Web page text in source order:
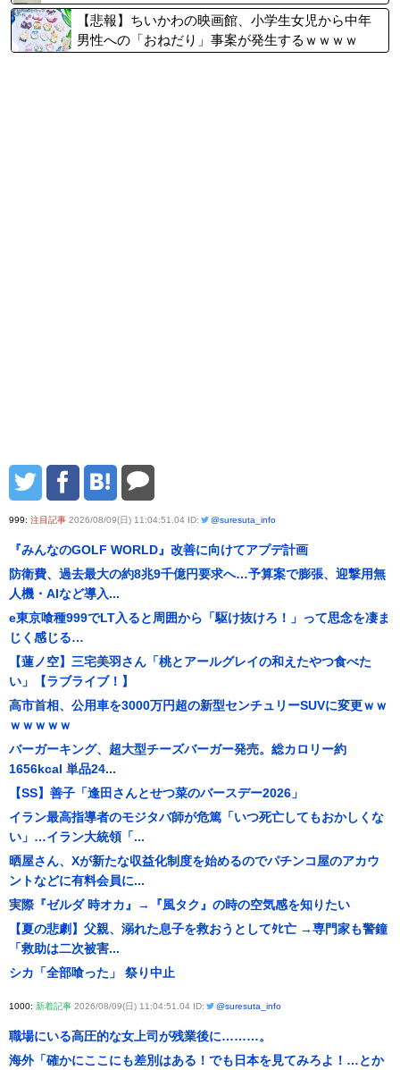
【悲報】ちいかわの映画館、小学生女児から中年
男性への「おねだり」事案が発生するｗｗｗｗ
999: 注目記事 2026/08/09(日) 11:04:51.04 ID: @suresuta_info
『みんなのGOLF WORLD』改善に向けてアプデ計画
防衛費、過去最大の約8兆9千億円要求へ…予算案で膨張、迎撃用無
人機・AIなど導入...
e東京喰種999でLT入ると周囲から「駆け抜けろ！」って思念を凄ま
じく感じる…
【蓮ノ空】三宅美羽さん「桃とアールグレイの和えたやつ食べた
い」【ラブライブ！】
高市首相、公用車を3000万円超の新型センチュリーSUVに変更ｗｗ
ｗｗｗｗｗ
バーガーキング、超大型チーズバーガー発売。総カロリー約
1656kcal 単品24...
【SS】善子「逢田さんとせつ菜のバースデー2026」
イラン最高指導者のモジタバ師が危篤「いつ死亡してもおかしくな
い」…イラン大統領「...
晒屋さん、Xが新たな収益化制度を始めるのでパチンコ屋のアカウ
ントなどに有料会員に...
実際『ゼルダ 時オカ』→『風タク』の時の空気感を知りたい
【夏の悲劇】父親、溺れた息子を救おうとしてﾀﾋ亡 →専門家も警鐘
「救助は二次被害...
シカ「全部喰った」 祭り中止
1000: 新着記事 2026/08/09(日) 11:04:51.04 ID: @suresuta_info
職場にいる高圧的な女上司が残業後に………。
海外「確かにここにも差別はある！でも日本を見てみろよ！…とか